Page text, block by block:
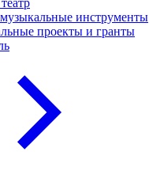
инструменты
проекты и гранты